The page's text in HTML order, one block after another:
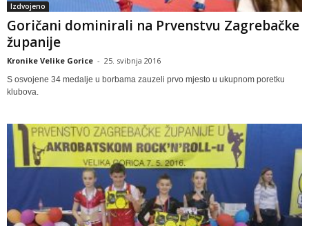
Izdvojeno
Goričani dominirali na Prvenstvu Zagrebačke
županije
Kronike Velike Gorice - 25. svibnja 2016
S osvojene 34 medalje u borbama zauzeli prvo mjesto u ukupnom poretku
klubova.